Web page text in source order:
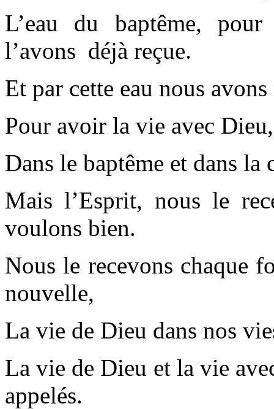
L’eau du baptême,
l’avons déjà reçue.
Et par cette eau nous
Pour avoir la vie avec
Dans le baptême et dans
Mais l’Esprit, nous le
voulons bien.
Nous le recevons chaque
nouvelle,
La vie de Dieu dans nos
La vie de Dieu et la vie
appelés.